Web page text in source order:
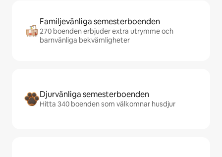
Familjevänliga semesterboenden
270 boenden erbjuder extra utrymme och
barnvänliga bekvämligheter
Djurvänliga semesterboenden
Hitta 340 boenden som välkomnar husdjur